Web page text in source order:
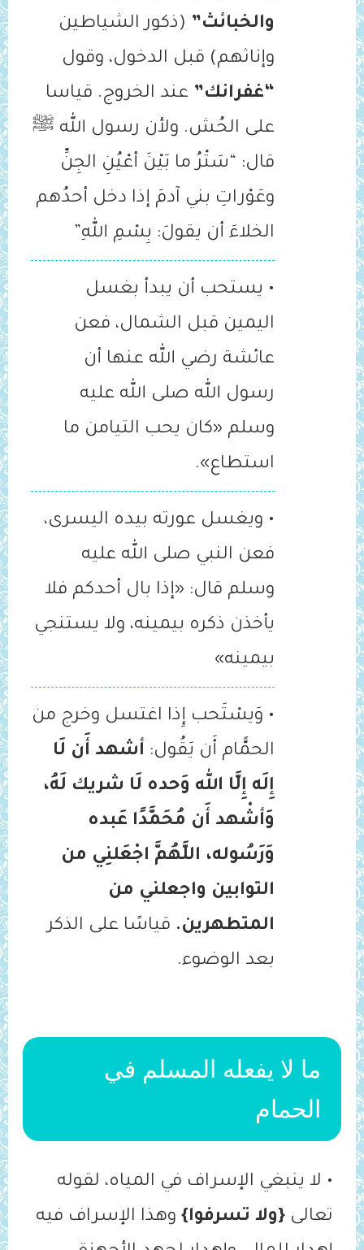
والخبائث” (ذكور الشياطين
وإناثهم) قبل الدخول، وقول
“غفرانك” عند الخروج. قياسا
على الحُش. ولأن رسول الله ﷺ
قال: “‌سَتْرُ ‌ما ‌بَيْنَ ‌أعْيُنِ ‌الجِنِّ
وعَوْراتِ بني آدمَ إذا دخل أحدُهم
الخلاءَ أن يقولَ: بِسْمِ اللهِ”
• يستحب أن يبدأ بغسل
اليمين قبل الشمال، فعن
عائشة رضي الله عنها أن
رسول الله صلى الله عليه
وسلم «كان يحب ‌التيامن ما
استطاع».
• ويغسل عورته بيده اليسرى،
فعن النبي صلى الله عليه
وسلم قال: «إذا بال أحدكم فلا
يأخذن ‌ذكره ‌بيمينه، ولا يستنجي
بيمينه»
• وَيسْتَحب إِذا اغتسل وخرج من
الحمًّام أَن يَقُول: أشهد أَن لَا
إِلَه إِلَّا الله وَحده لَا شريك لَهُ،
وَأشْهد أَن مُحَمَّدًا عَبده
وَرَسُوله، اللَّهُمَّ اجْعَلنِي من
التوابين واجعلني من
المتطهرين. قياسًا على الذكر
بعد الوضوء.
ما لا يفعله المسلم في
الحمام
• لا ينبغي الإسراف في المياه، لقوله
تعالى{ولا تسرفوا} وهذا الإسراف فيه